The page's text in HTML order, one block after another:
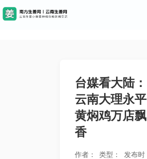
台媒看大陆：
云南大理永平
黄焖鸡万店飘
香
作者： 类型：
发布时